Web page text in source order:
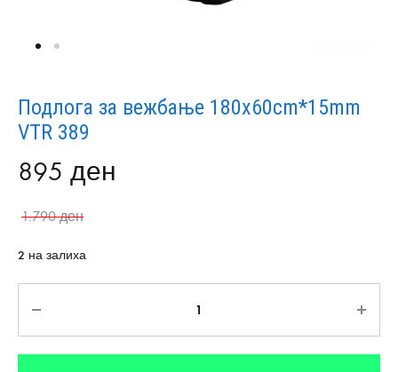
Подлога за вежбање 180x60cm*15mm
VTR 389
895 ден
1.790ден
2 на залиха